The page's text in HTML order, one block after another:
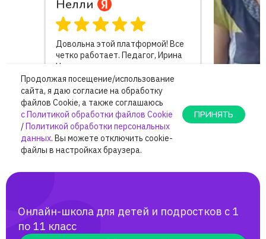
Онлайн-школа для детей и подростков с 1
по 11 класс